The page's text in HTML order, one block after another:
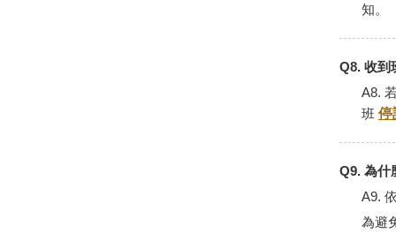
知。
Q8. 收到
A8.
班 停
Q9. 為什
A9.
為避